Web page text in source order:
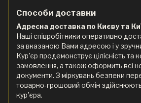
Способи доставки
Адресна доставка по Києву та
Наші співробітники оперативно
за вказаною Вами адресою і у
Кур'єр продемонструє цілісність та
замовлення, а також оформить всі
документи. З міркувань безпеки
товарно-грошовий обмін
кур'єра.